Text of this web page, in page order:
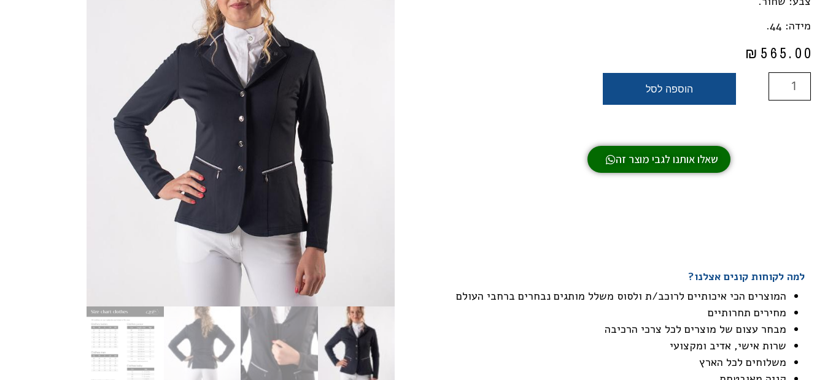
מידה: 44.
₪ 565.00
הוספה לסל
שאלו אותנו לגבי מוצר זה
למה לקוחות קונים אצלנו?
המוצרים הכי איכותיים לרוכב/ת ולסוס משלל מותגים נבחרים ברחבי העולם
מחירים תחרותיים
מבחר עצום של מוצרים לכל צרכי הרכיבה
שרות אישי, אדיב ומקצועי
משלוחים לכל הארץ